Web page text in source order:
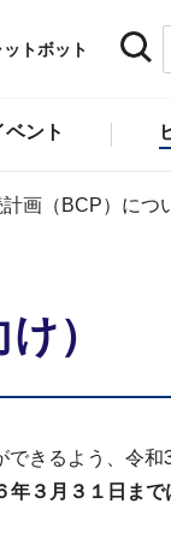
トボット
ント
画（BCP）につ
）
きるよう、令和
３月３１日まで